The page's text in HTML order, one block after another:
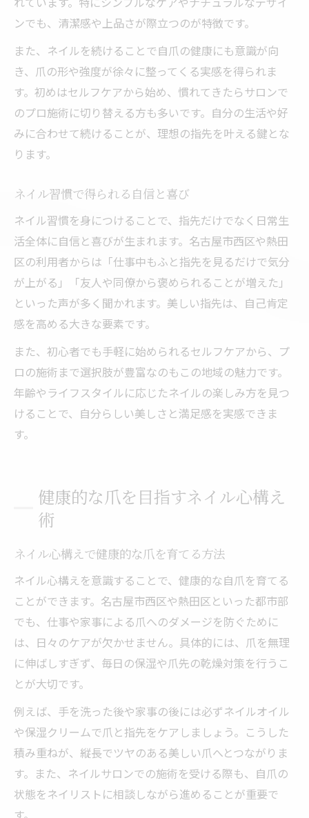
ンでも、清潔感や上品さが際立つのが特徴です。
また、ネイルを続けることで自爪の健康にも意識が向
き、爪の形や強度が徐々に整ってくる実感を得られま
す。初めはセルフケアから始め、慣れてきたらサロンで
のプロ施術に切り替える方も多いです。自分の生活や好
みに合わせて続けることが、理想の指先を叶える鍵とな
ります。
ネイル習慣で得られる自信と喜び
ネイル習慣を身につけることで、指先だけでなく日常生
活全体に自信と喜びが生まれます。名古屋市西区や熱田
区の利用者からは「仕事中もふと指先を見るだけで気分
が上がる」「友人や同僚から褒められることが増えた」
といった声が多く聞かれます。美しい指先は、自己肯定
感を高める大きな要素です。
また、初心者でも手軽に始められるセルフケアから、プ
ロの施術まで選択肢が豊富なのもこの地域の魅力です。
年齢やライフスタイルに応じたネイルの楽しみ方を見つ
けることで、自分らしい美しさと満足感を実感できま
す。
健康的な爪を目指すネイル心構え
術
ネイル心構えで健康的な爪を育てる方法
ネイル心構えを意識することで、健康的な自爪を育てる
ことができます。名古屋市西区や熱田区といった都市部
でも、仕事や家事による爪へのダメージを防ぐために
は、日々のケアが欠かせません。具体的には、爪を無理
に伸ばしすぎず、毎日の保湿や爪先の乾燥対策を行うこ
とが大切です。
例えば、手を洗った後や家事の後には必ずネイルオイル
や保湿クリームで爪と指先をケアしましょう。こうした
積み重ねが、縦長でツヤのある美しい爪へとつながりま
す。また、ネイルサロンでの施術を受ける際も、自爪の
状態をネイリストに相談しながら進めることが重要で
す。